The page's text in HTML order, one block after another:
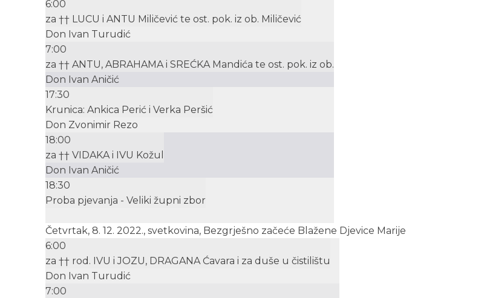
6:00
za †† LUCU i ANTU Miličević te ost. pok. iz ob. Miličević
Don Ivan Turudić
7:00
za †† ANTU, ABRAHAMA i SREĆKA Mandića te ost. pok. iz ob.
Don Ivan Aničić
17:30
Krunica: Ankica Perić i Verka Peršić
Don Zvonimir Rezo
18:00
za †† VIDAKA i IVU Kožul
Don Ivan Aničić
18:30
Proba pjevanja - Veliki župni zbor
Četvrtak, 8. 12. 2022., svetkovina, Bezgrješno začeće Blažene Djevice Marije
6:00
za †† rod. IVU i JOZU, DRAGANA Ćavara i za duše u čistilištu
Don Ivan Turudić
7:00